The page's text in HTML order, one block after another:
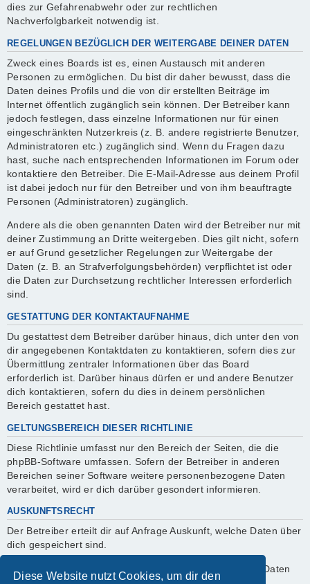
Diese Website nutzt Cookies, um dir den
dies zur Gefahrenabwehr oder zur rechtlichen
Nachverfolgbarkeit notwendig ist.
REGELUNGEN BEZÜGLICH DER WEITERGABE DEINER DATEN
Zweck eines Boards ist es, einen Austausch mit anderen
Personen zu ermöglichen. Du bist dir daher bewusst, dass die
Daten deines Profils und die von dir erstellten Beiträge im
Internet öffentlich zugänglich sein können. Der Betreiber kann
jedoch festlegen, dass einzelne Informationen nur für einen
eingeschränkten Nutzerkreis (z. B. andere registrierte Benutzer,
Administratoren etc.) zugänglich sind. Wenn du Fragen dazu
hast, suche nach entsprechenden Informationen im Forum oder
kontaktiere den Betreiber. Die E-Mail-Adresse aus deinem Profil
ist dabei jedoch nur für den Betreiber und von ihm beauftragte
Personen (Administratoren) zugänglich.
Andere als die oben genannten Daten wird der Betreiber nur mit
deiner Zustimmung an Dritte weitergeben. Dies gilt nicht, sofern
er auf Grund gesetzlicher Regelungen zur Weitergabe der
Daten (z. B. an Strafverfolgungsbehörden) verpflichtet ist oder
die Daten zur Durchsetzung rechtlicher Interessen erforderlich
sind.
GESTATTUNG DER KONTAKTAUFNAHME
Du gestattest dem Betreiber darüber hinaus, dich unter den von
dir angegebenen Kontaktdaten zu kontaktieren, sofern dies zur
Übermittlung zentraler Informationen über das Board
erforderlich ist. Darüber hinaus dürfen er und andere Benutzer
dich kontaktieren, sofern du dies in deinem persönlichen
Bereich gestattet hast.
GELTUNGSBEREICH DIESER RICHTLINIE
Diese Richtlinie umfasst nur den Bereich der Seiten, die die
phpBB-Software umfassen. Sofern der Betreiber in anderen
Bereichen seiner Software weitere personenbezogene Daten
verarbeitet, wird er dich darüber gesondert informieren.
AUSKUNFTSRECHT
Der Betreiber erteilt dir auf Anfrage Auskunft, welche Daten über
dich gespeichert sind.
Du kannst jederzeit die Löschung bzw. Sperrung deiner Daten